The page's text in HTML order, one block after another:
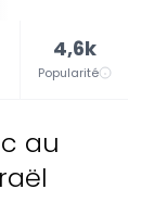
4,6k
Popularité
au